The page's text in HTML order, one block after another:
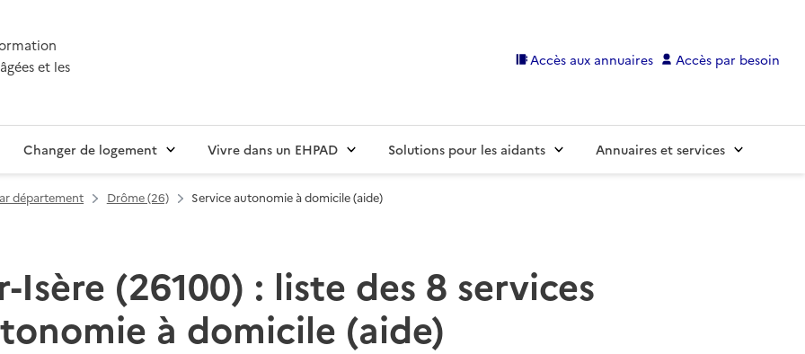
et les
Accès aux annuaires Accès par besoin
Changer de logement Vivre dans un EHPAD Solutions pour les aidants Annuaires et services
département Drôme (26) Service autonomie à domicile (aide)
Isère (26100) : liste des 8 services
à domicile (aide)